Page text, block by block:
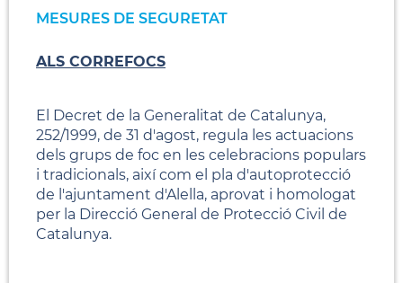
MESURES DE SEGURETAT
ALS CORREFOCS
El Decret de la Generalitat de Catalunya,
252/1999, de 31 d'agost, regula les actuacions
dels grups de foc en les celebracions populars
i tradicionals, així com el pla d'autoprotecció
de l'ajuntament d'Alella, aprovat i homologat
per la Direcció General de Protecció Civil de
Catalunya.